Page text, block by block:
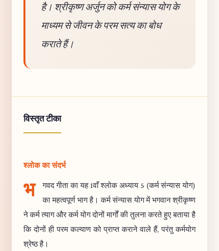
है। श्रीकृष्ण अर्जुन को कर्म संन्यास योग के
माध्यम से जीवन के परम सत्य का बोध
कराते हैं।
विस्तृत टीका
श्लोक का संदर्भ
भ
गवद गीता का यह 1वाँ श्लोक अध्याय 5 (कर्म संन्यास योग)
का महत्वपूर्ण भाग है। कर्म संन्यास योग में भगवान श्रीकृष्ण
ने कर्म त्याग और कर्म योग दोनों मार्गों की तुलना करते हुए बताया है
कि दोनों ही परम कल्याण को प्राप्त कराने वाले हैं, परंतु कर्मयोग
श्रेष्ठ है।